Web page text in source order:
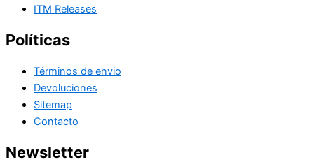
ITM Releases
Políticas
Términos de envio
Devoluciones
Sitemap
Contacto
Newsletter